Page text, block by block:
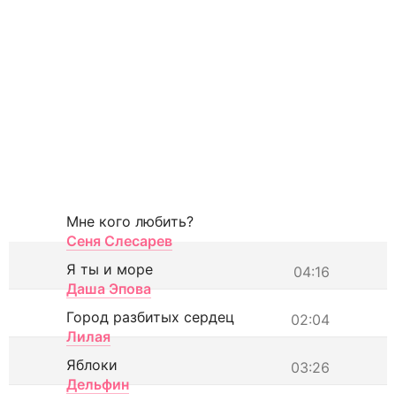
Мне кого любить?
Сеня Слесарев
04:16
Я ты и море
Даша Эпова
02:04
Город разбитых сердец
Лилая
03:26
Яблоки
Дельфин